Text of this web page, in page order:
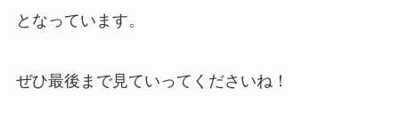
となっています。
ぜひ最後まで見ていってくださいね！